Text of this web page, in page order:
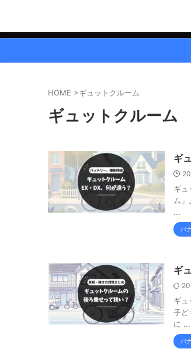
HOME >ギュットクルーム
ギュットクルーム
ギ
ギュ
ム
...
パ
ギ
ギュ
子ど
に ...
パ